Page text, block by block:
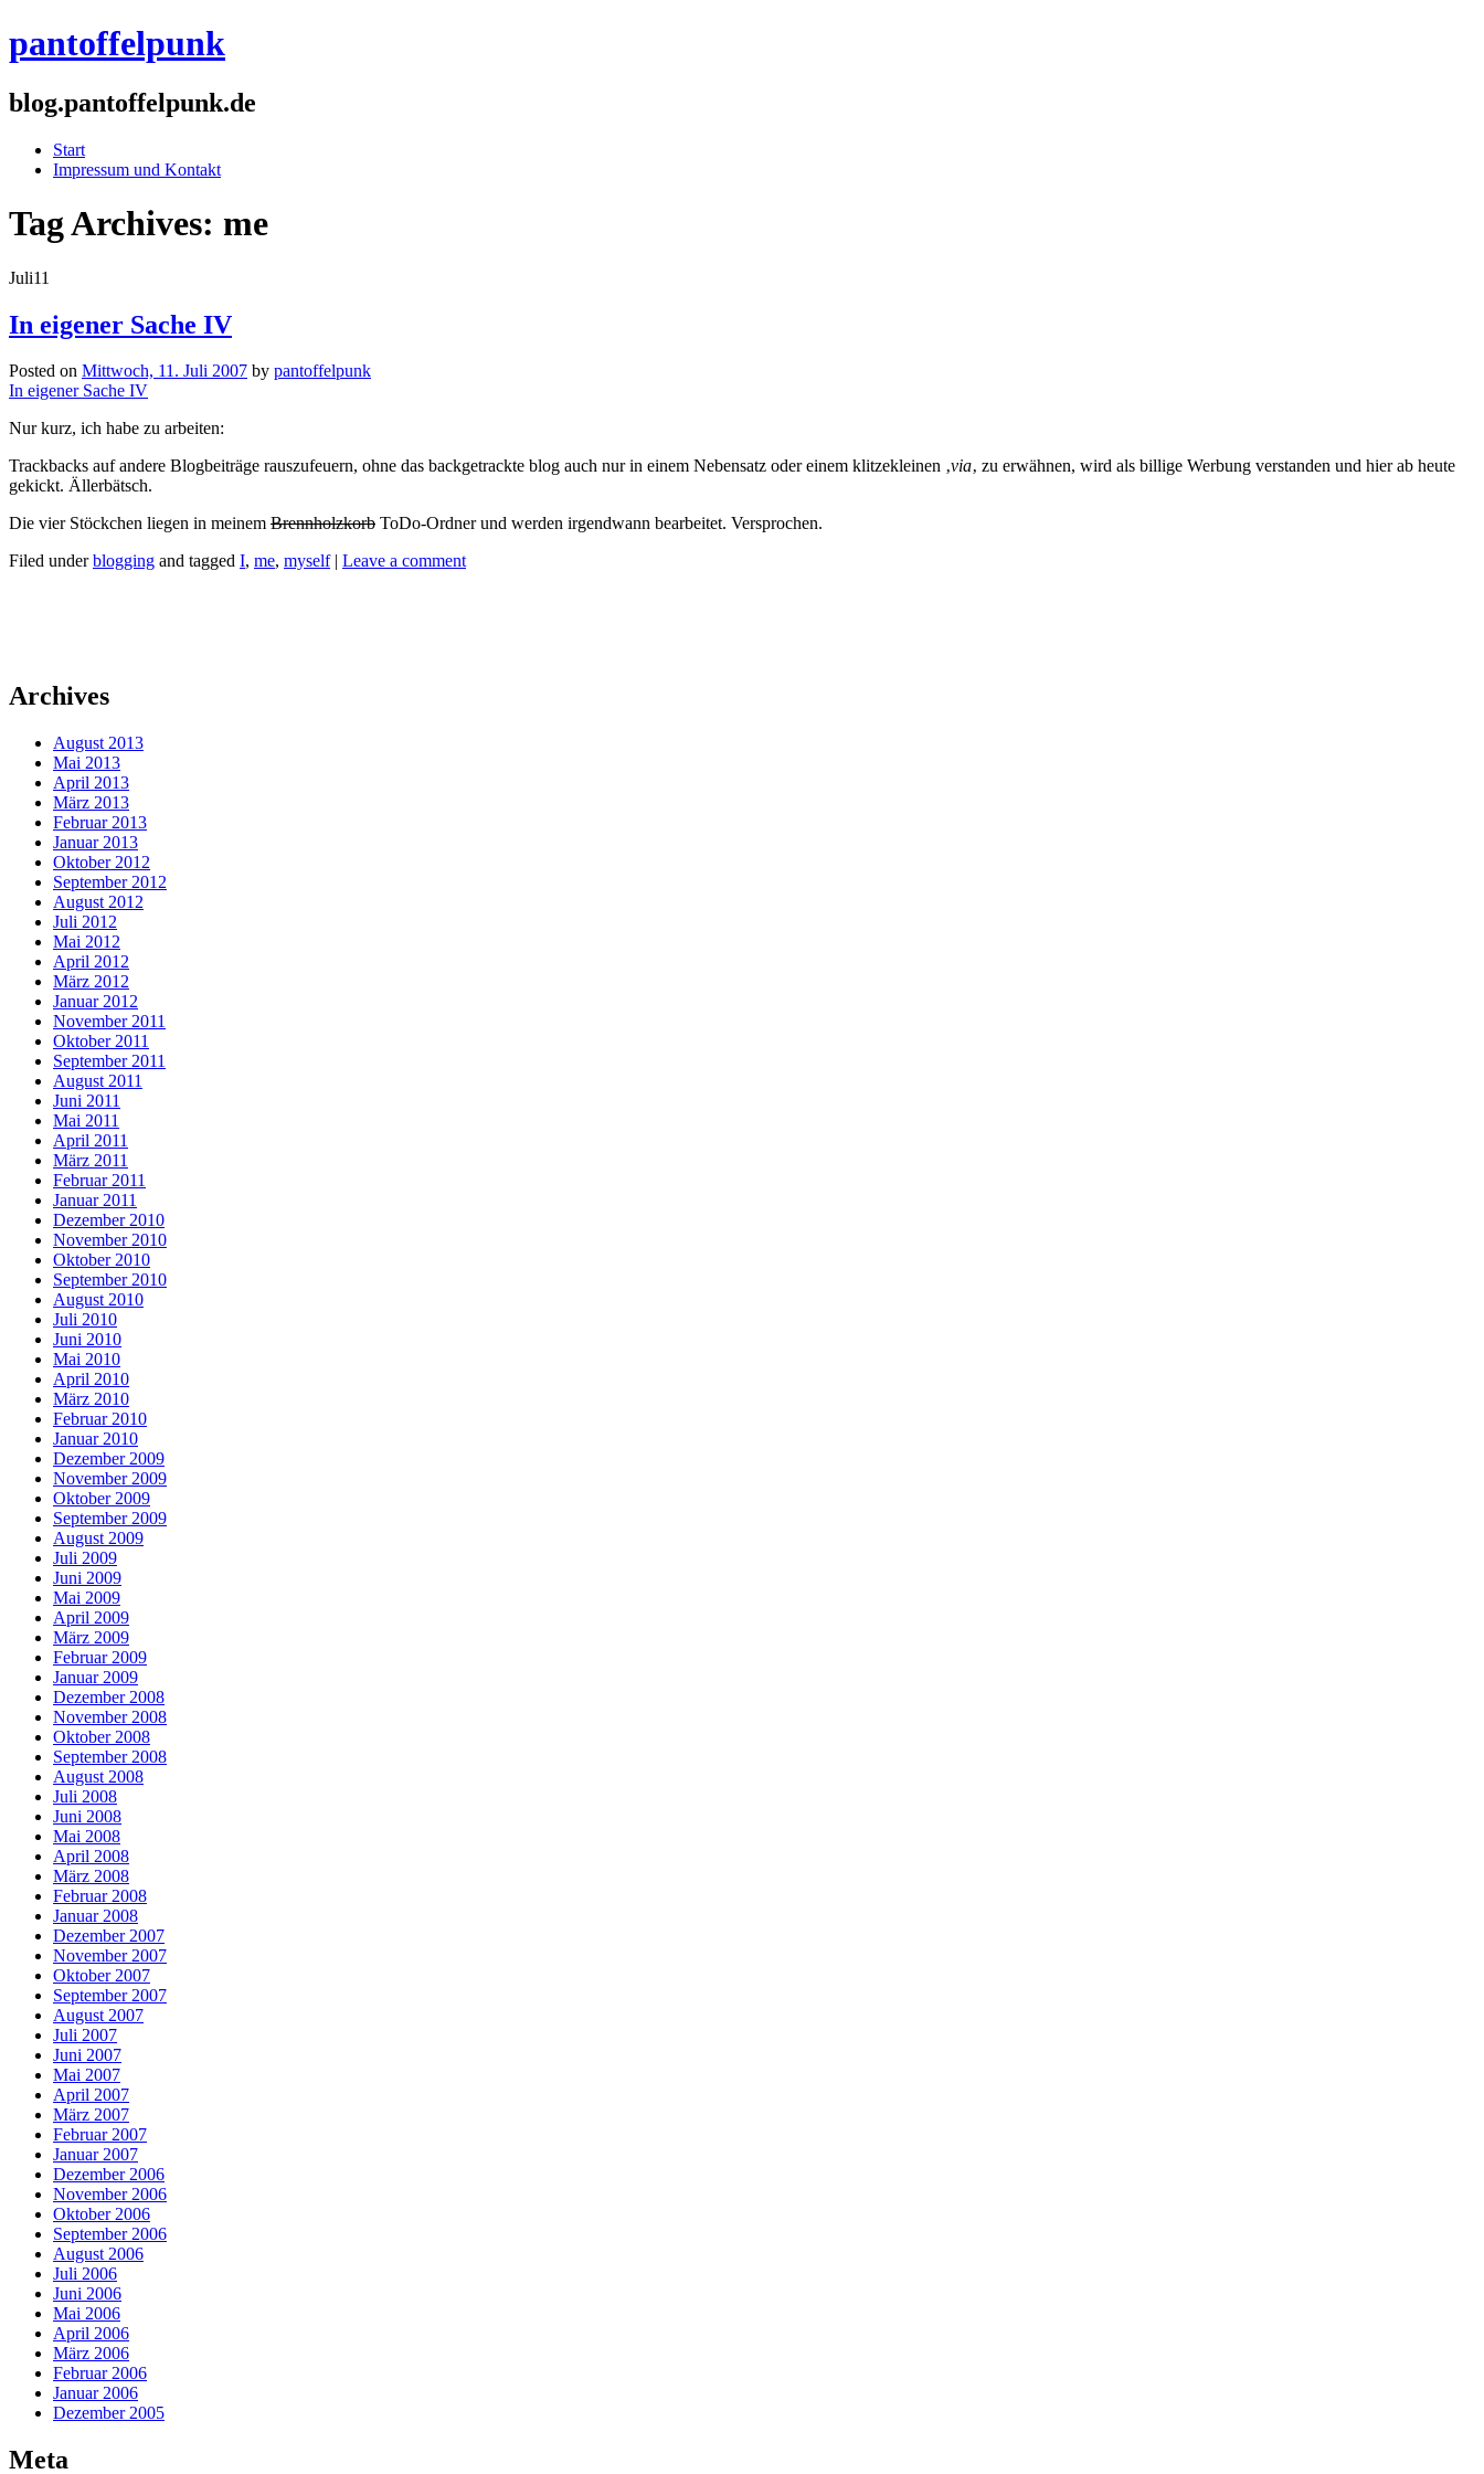
pantoffelpunk
blog.pantoffelpunk.de
Start
Impressum und Kontakt
Tag Archives: me
Juli11
In eigener Sache IV
Posted on Mittwoch, 11. Juli 2007 by pantoffelpunk
In eigener Sache IV
Nur kurz, ich habe zu arbeiten:
Trackbacks auf andere Blogbeiträge rauszufeuern, ohne das backgetrackte blog auch nur in einem Nebensatz oder einem klitzekleinen ‚via‚ zu erwähnen, wird als billige Werbung verstanden und hier ab heute
gekickt. Ällerbätsch.
Die vier Stöckchen liegen in meinem Brennholzkorb ToDo-Ordner und werden irgendwann bearbeitet. Versprochen.
Filed underblogging and tagged I, me, myself Leave a comment
Archives
August 2013
Mai 2013
April 2013
März 2013
Februar 2013
Januar 2013
Oktober 2012
September 2012
August 2012
Juli 2012
Mai 2012
April 2012
März 2012
Januar 2012
November 2011
Oktober 2011
September 2011
August 2011
Juni 2011
Mai 2011
April 2011
März 2011
Februar 2011
Januar 2011
Dezember 2010
November 2010
Oktober 2010
September 2010
August 2010
Juli 2010
Juni 2010
Mai 2010
April 2010
März 2010
Februar 2010
Januar 2010
Dezember 2009
November 2009
Oktober 2009
September 2009
August 2009
Juli 2009
Juni 2009
Mai 2009
April 2009
März 2009
Februar 2009
Januar 2009
Dezember 2008
November 2008
Oktober 2008
September 2008
August 2008
Juli 2008
Juni 2008
Mai 2008
April 2008
März 2008
Februar 2008
Januar 2008
Dezember 2007
November 2007
Oktober 2007
September 2007
August 2007
Juli 2007
Juni 2007
Mai 2007
April 2007
März 2007
Februar 2007
Januar 2007
Dezember 2006
November 2006
Oktober 2006
September 2006
August 2006
Juli 2006
Juni 2006
Mai 2006
April 2006
März 2006
Februar 2006
Januar 2006
Dezember 2005
Meta